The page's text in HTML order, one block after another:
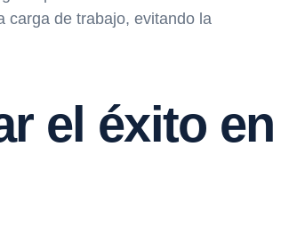
carga de trabajo, evitando la
el éxito en